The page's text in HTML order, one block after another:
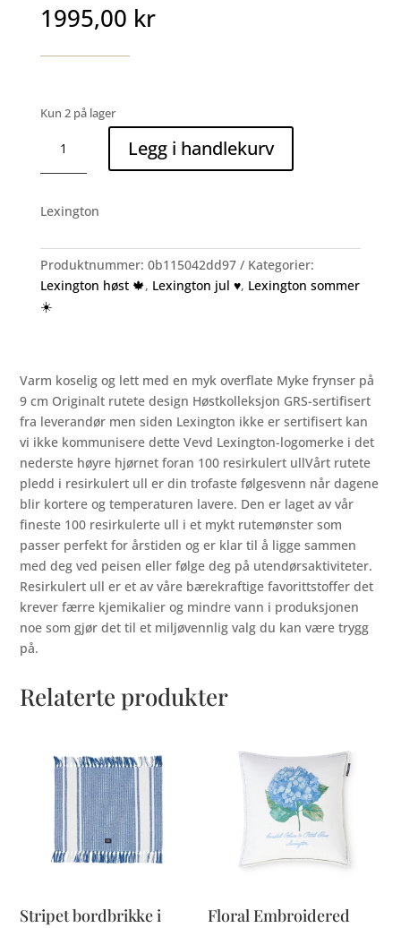
1995,00 kr
Kun 2 på lager
pledd
i
ull
antall
Legg i handlekurv
Lexington
Produktnummer: 0b115042dd97
Kategorier:
Lexington høst 🍁, Lexington jul ♥️, Lexington sommer
☀️
Varm koselig og lett med en myk overflate Myke frynser på
9 cm Originalt rutete design Høstkolleksjon GRS-sertifisert
fra leverandør men siden Lexington ikke er sertifisert kan
vi ikke kommunisere dette Vevd Lexington-logomerke i det
nederste høyre hjørnet foran 100 resirkulert ullVårt rutete
pledd i resirkulert ull er din trofaste følgesvenn når dagene
blir kortere og temperaturen lavere. Den er laget av vår
fineste 100 resirkulerte ull i et mykt rutemønster som
passer perfekt for årstiden og er klar til å ligge sammen
med deg ved peisen eller følge deg på utendørsaktiviteter.
Resirkulert ull er et av våre bærekraftige favorittstoffer det
krever færre kjemikalier og mindre vann i produksjonen
noe som gjør det til et miljøvennlig valg du kan være trygg
på.
Relaterte produkter
Stripet bordbrikke i
Floral Embroidered